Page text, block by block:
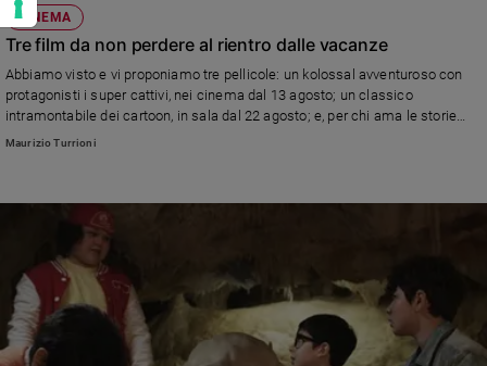
CINEMA
Tre film da non perdere al rientro dalle vacanze
Abbiamo visto e vi proponiamo tre pellicole: un kolossal avventuroso con
protagonisti i super cattivi, nei cinema dal 13 agosto; un classico
intramontabile dei cartoon, in sala dal 22 agosto; e, per chi ama le storie
impegnate, un film che parla della necessità di recuperare un senso
Maurizio Turrioni